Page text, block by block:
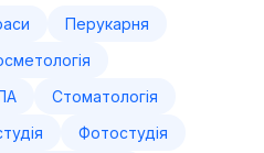
Перукарня
Стоматологія
Фотостудія